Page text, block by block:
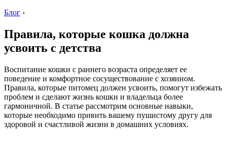
Блог ›
Правила, которые кошка должна
усвоить с детства
Воспитание кошки с раннего возраста определяет ее
поведение и комфортное сосуществование с хозяином.
Правила, которые питомец должен усвоить, помогут избежать
проблем и сделают жизнь кошки и владельца более
гармоничной. В статье рассмотрим основные навыки,
которые необходимо привить вашему пушистому другу для
здоровой и счастливой жизни в домашних условиях.